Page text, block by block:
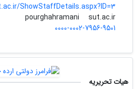
ShowStaffDetails.aspx?ID=3
pourghahramani
sut.ac.ir
0000-0002-7956-9501
هیات تحریریه